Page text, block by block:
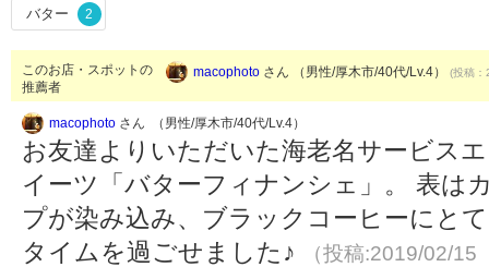
バター 2
このお店・スポットの
推薦者
macophoto さん （男性/厚木市/40代/Lv.4） (投稿
macophoto さん （男性/厚木市/40代/Lv.4）
お友達よりいただいた海老名サービス
イーツ「バターフィナンシェ」。 表は
プが染み込み、ブラックコーヒーにと
タイムを過ごせました♪
（投稿:2019/02/